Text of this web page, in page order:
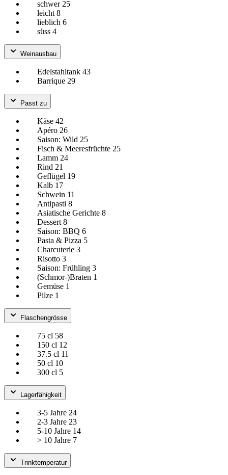
schwer 25
leicht 8
lieblich 6
süss 4
Weinausbau
Edelstahltank 43
Barrique 29
Passt zu
Käse 42
Apéro 26
Saison: Wild 25
Fisch & Meeresfrüchte 25
Lamm 24
Rind 21
Geflügel 19
Kalb 17
Schwein 11
Antipasti 8
Asiatische Gerichte 8
Dessert 8
Saison: BBQ 6
Pasta & Pizza 5
Charcuterie 3
Risotto 3
Saison: Frühling 3
(Schmor-)Braten 1
Gemüse 1
Pilze 1
Flaschengrösse
75 cl 58
150 cl 12
37.5 cl 11
50 cl 10
300 cl 5
Lagerfähigkeit
3-5 Jahre 24
2-3 Jahre 23
5-10 Jahre 14
> 10 Jahre 7
Trinktemperatur